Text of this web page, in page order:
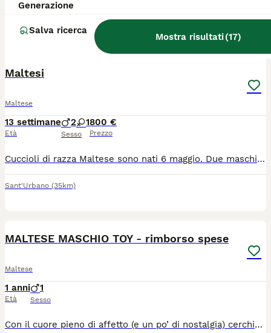
Generazione
Salva ricerca
Mostra risultati(17)
Trecenta
(52.8km)
Maltesi
Maltese
13 settimane
Età
2 1
Sesso
800 €
Prezzo
Cuccioli di razza Maltese sono nati 6 maggio. Due maschi e una femmina. Saranno disponibili 1 agosto con la vaccinazione completa. Contattatemi per altra informazione e foto dei cuccioli e genitori. Invito volentieri a casa nostra per vederli meglio. Solo chi è interessato davvero.
Sant'Urbano (35km)
MALTESE MASCHIO TOY - rimborso spese
Maltese
1 anni
Età
1
Sesso
Con il cuore pieno di affetto (e un po’ di nostalgia) cerchiamo per il nostro dolcissimo Maltese una famiglia speciale che lo ami davvero. 💖 Inizialmente pensato come futuro papà dei nostri cuccioli, la vita ha deciso per noi un’altra strada… e ora il nostro piccolo merita di trovare una casa tutta sua, piena di carezze, coccole e sorrisi. ✨ Chi è lui: Razza: Maltese Età: 11 mesi Carattere: un tesoro di cane, dolce, socievole e affettuoso. Ama il contatto umano e sa donare amore in ogni sguardo. È il compagno perfetto per chi vuole un amico fedele e tenero. Salute: ottima! Vaccinazioni complete, microchip, sverminazioni, libretto sanitario e pedigree ENCI. 📍 Dove si trova: Solarolo (RA), vicino a Imola 📞 Contatti:3386303108 💰 È richiesto un rimborso spese Il nostro sogno più grande è che trovi qualcuno che lo ami come noi lo amiamo, una famiglia che sappia riempire la sua vita di carezze, giochi e calore. 🐾❤️